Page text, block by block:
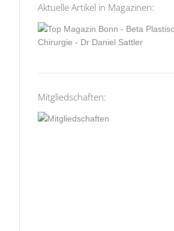
Aktuelle Artikel in Magazinen:
Mitgliedschaften: